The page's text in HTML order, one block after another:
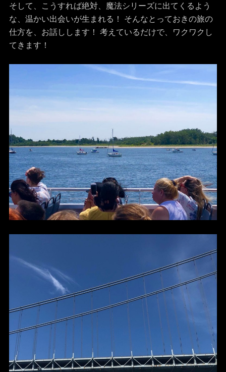
そして、こうすれば絶対、魔法シリーズに出てくるよう
な、温かい出会いが生まれる！ そんなとっておきの旅の
仕方を、お話しします！ 考えているだけで、ワクワクし
てきます！